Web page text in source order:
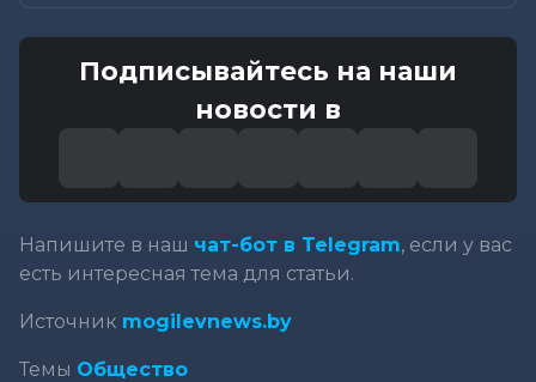
Подписывайтесь на наши
новости в
Напишите в наш чат-бот в Telegram, если у вас
есть интересная тема для статьи.
Источник mogilevnews.by
Темы Общество